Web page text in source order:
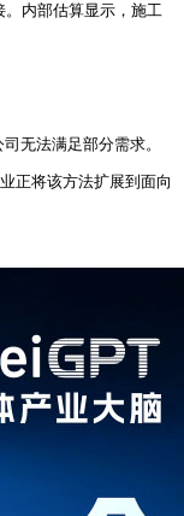
。内部估算显示，施工
无法满足部分需求。
正将该方法扩展到面向